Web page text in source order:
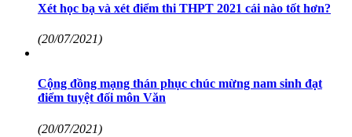
Xét học bạ và xét điểm thi THPT 2021 cái nào tốt hơn?
(20/07/2021)
Cộng đồng mạng thán phục chúc mừng nam sinh đạt
điểm tuyệt đối môn Văn
(20/07/2021)